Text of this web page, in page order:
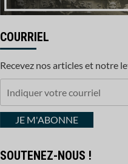
COURRIEL
Recevez nos articles et notre
courrielJE M'ABONNE
SOUTENEZ-NOUS !